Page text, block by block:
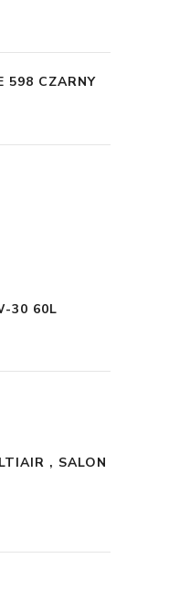
598 CZARNY
30 60L
, SALON